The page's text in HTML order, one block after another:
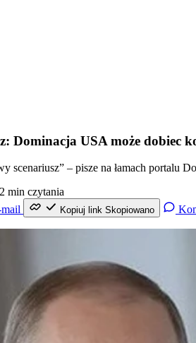
Dominacja USA może dobiec
scenariusz” – pisze na łamach
2 min czytania
Kopiuj link Skopiowano